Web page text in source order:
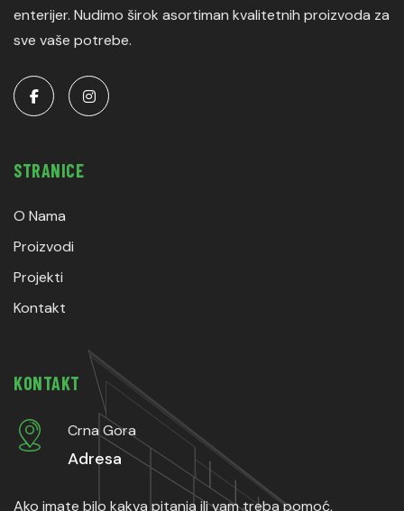
enterijer. Nudimo širok asortiman kvalitetnih proizvoda za
sve vaše potrebe.
STRANICE
O Nama
Proizvodi
Projekti
Kontakt
KONTAKT
Crna Gora
Adresa
Ako imate bilo kakva pitanja ili vam treba pomoć,